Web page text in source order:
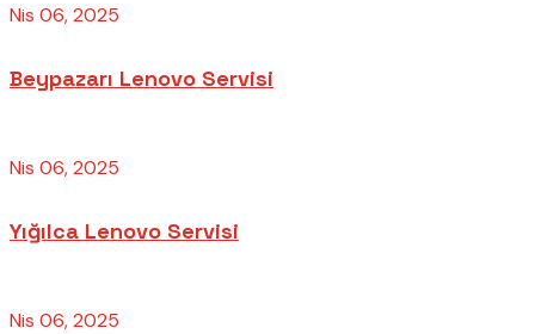
Nis 06, 2025
Beypazarı Lenovo Servisi
Nis 06, 2025
Yığılca Lenovo Servisi
Nis 06, 2025